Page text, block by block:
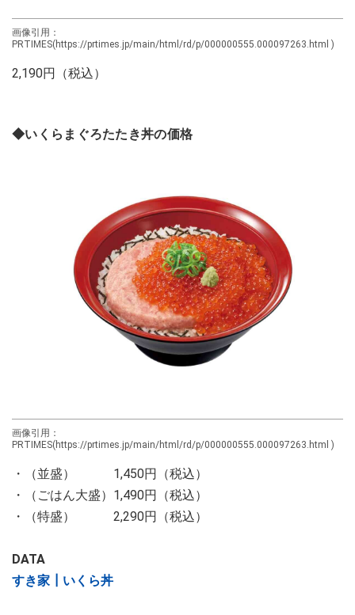
画像引用：
PRTIMES(https://prtimes.jp/main/html/rd/p/000000555.000097263.html )
2,190円（税込）
◆いくらまぐろたたき丼の価格
画像引用：
PRTIMES(https://prtimes.jp/main/html/rd/p/000000555.000097263.html )
・（並盛） 1,450円（税込）
・（ごはん大盛）1,490円（税込）
・（特盛） 2,290円（税込）
DATA
すき家┃いくら丼